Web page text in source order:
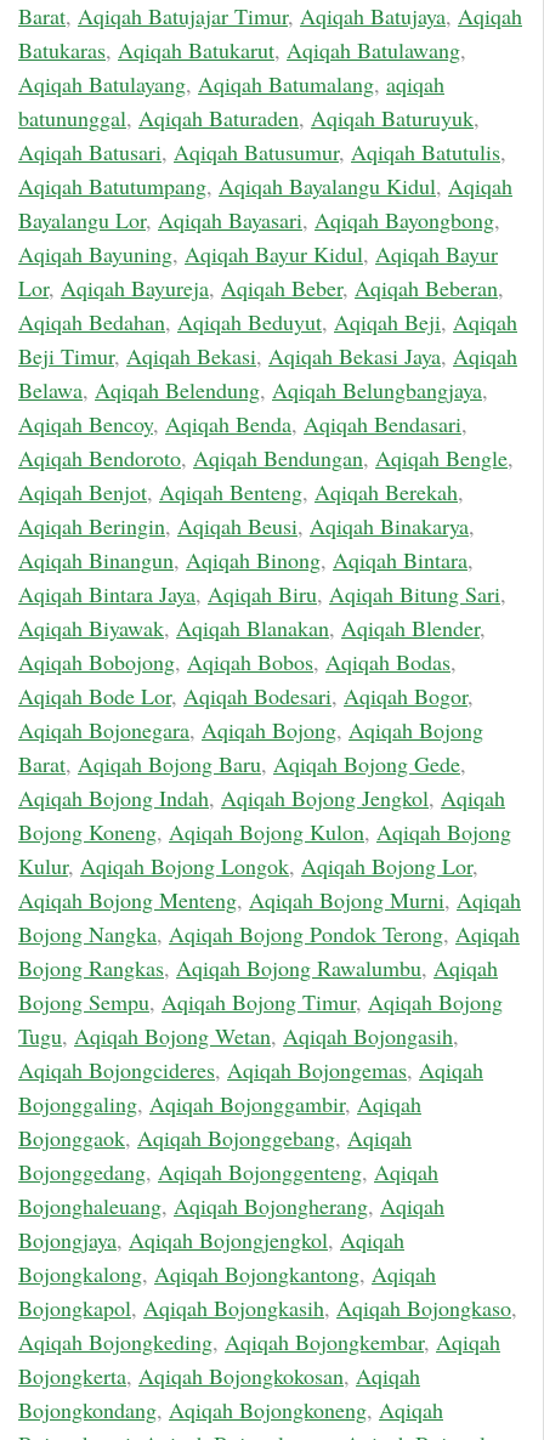
Barat, Aqiqah Batujajar Timur, Aqiqah Batujaya, Aqiqah
Batukaras, Aqiqah Batukarut, Aqiqah Batulawang,
Aqiqah Batulayang, Aqiqah Batumalang, aqiqah
batununggal, Aqiqah Baturaden, Aqiqah Baturuyuk,
Aqiqah Batusari, Aqiqah Batusumur, Aqiqah Batutulis,
Aqiqah Batutumpang, Aqiqah Bayalangu Kidul, Aqiqah
Bayalangu Lor, Aqiqah Bayasari, Aqiqah Bayongbong,
Aqiqah Bayuning, Aqiqah Bayur Kidul, Aqiqah Bayur
Lor, Aqiqah Bayureja, Aqiqah Beber, Aqiqah Beberan,
Aqiqah Bedahan, Aqiqah Beduyut, Aqiqah Beji, Aqiqah
Beji Timur, Aqiqah Bekasi, Aqiqah Bekasi Jaya, Aqiqah
Belawa, Aqiqah Belendung, Aqiqah Belungbangjaya,
Aqiqah Bencoy, Aqiqah Benda, Aqiqah Bendasari,
Aqiqah Bendoroto, Aqiqah Bendungan, Aqiqah Bengle,
Aqiqah Benjot, Aqiqah Benteng, Aqiqah Berekah,
Aqiqah Beringin, Aqiqah Beusi, Aqiqah Binakarya,
Aqiqah Binangun, Aqiqah Binong, Aqiqah Bintara,
Aqiqah Bintara Jaya, Aqiqah Biru, Aqiqah Bitung Sari,
Aqiqah Biyawak, Aqiqah Blanakan, Aqiqah Blender,
Aqiqah Bobojong, Aqiqah Bobos, Aqiqah Bodas,
Aqiqah Bode Lor, Aqiqah Bodesari, Aqiqah Bogor,
Aqiqah Bojonegara, Aqiqah Bojong, Aqiqah Bojong
Barat, Aqiqah Bojong Baru, Aqiqah Bojong Gede,
Aqiqah Bojong Indah, Aqiqah Bojong Jengkol, Aqiqah
Bojong Koneng, Aqiqah Bojong Kulon, Aqiqah Bojong
Kulur, Aqiqah Bojong Longok, Aqiqah Bojong Lor,
Aqiqah Bojong Menteng, Aqiqah Bojong Murni, Aqiqah
Bojong Nangka, Aqiqah Bojong Pondok Terong, Aqiqah
Bojong Rangkas, Aqiqah Bojong Rawalumbu, Aqiqah
Bojong Sempu, Aqiqah Bojong Timur, Aqiqah Bojong
Tugu, Aqiqah Bojong Wetan, Aqiqah Bojongasih,
Aqiqah Bojongcideres, Aqiqah Bojongemas, Aqiqah
Bojonggaling, Aqiqah Bojonggambir, Aqiqah
Bojonggaok, Aqiqah Bojonggebang, Aqiqah
Bojonggedang, Aqiqah Bojonggenteng, Aqiqah
Bojonghaleuang, Aqiqah Bojongherang, Aqiqah
Bojongjaya, Aqiqah Bojongjengkol, Aqiqah
Bojongkalong, Aqiqah Bojongkantong, Aqiqah
Bojongkapol, Aqiqah Bojongkasih, Aqiqah Bojongkaso,
Aqiqah Bojongkeding, Aqiqah Bojongkembar, Aqiqah
Bojongkerta, Aqiqah Bojongkokosan, Aqiqah
Bojongkondang, Aqiqah Bojongkoneng, Aqiqah